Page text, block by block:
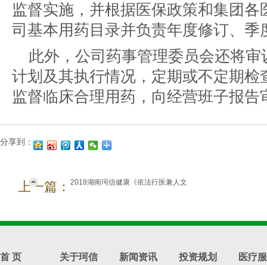
监督实施，并根据医保政策和集团
司基本用药目录并负责年度修订、季
此外，公司药事管理委员会还将
计划及其执行情况，定期或不定期
监督临床合理用药，向经营班子报
分享到：
上一篇：
2018湖南珂信健康《依法行医兼人文
首 页 关于珂信 新闻资讯 投资规划 医疗